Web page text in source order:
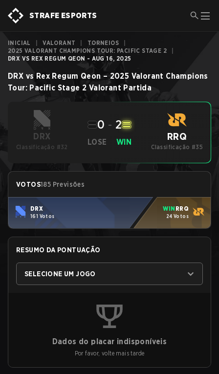
STRAFE ESPORTS
INICIAL VALORANT TORNEIOS
2025 VALORANT CHAMPIONS TOUR: PACIFIC STAGE 2
DRX VS REX REGUM QEON - AUG 16, 2025
DRX vs Rex Regum Qeon –2025 Valorant Champions
Tour: Pacific Stage 2 Valorant Partida
DRX
Classificação #32
LOSE
0 - 2
WIN RRQ
Classificação #35
VOTOS185 Previsões
DRX
161 Votos
WIN RRQ
24 Votos
RESUMO DA PONTUAÇÃO
SELECIONE UM JOGO
Dados do placar indisponíveis
Por favor, volte mais tarde